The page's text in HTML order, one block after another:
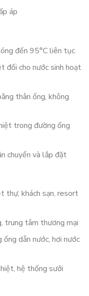
áp
đến 95°C liên tục
đối cho nước sinh hoạt
thân ống, không
trong đường ống
chuyển và lắp đặt
thự, khách sạn, resort
trung tâm thương mại
dẫn nước, hơi nước
hệ thống sưởi